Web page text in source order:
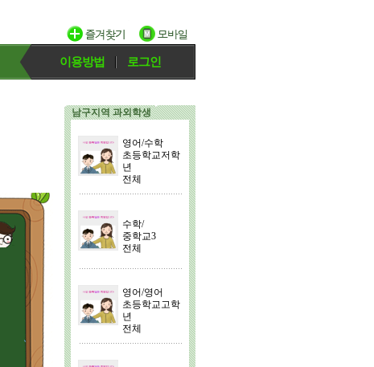
이용방법 로그인
남구지역 과외학생
영어/수학
초등학교저학
년
전체
수학/
중학교3
전체
영어/영어
초등학교고학
년
전체